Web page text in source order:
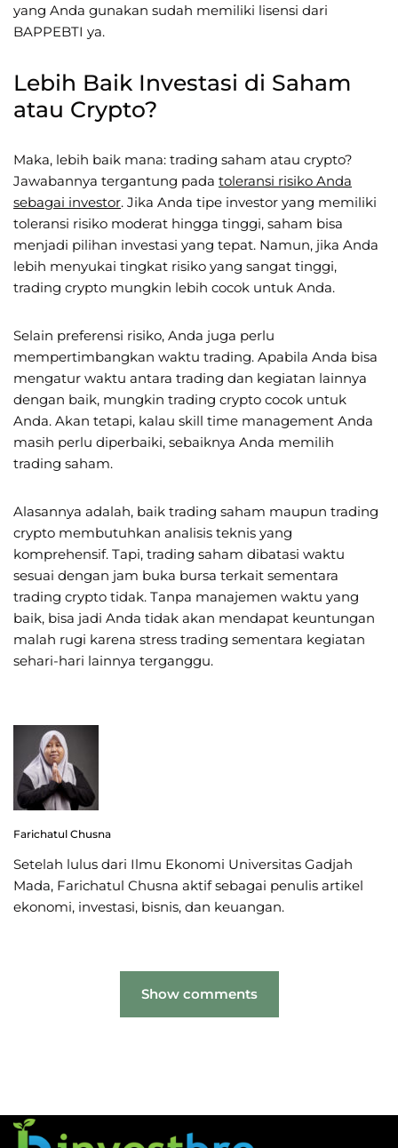
yang Anda gunakan sudah memiliki lisensi dari
BAPPEBTI ya.
Lebih Baik Investasi di Saham
atau Crypto?
Maka, lebih baik mana: trading saham atau crypto?
Jawabannya tergantung pada toleransi risiko Anda
sebagai investor. Jika Anda tipe investor yang memiliki
toleransi risiko moderat hingga tinggi, saham bisa
menjadi pilihan investasi yang tepat. Namun, jika Anda
lebih menyukai tingkat risiko yang sangat tinggi,
trading crypto mungkin lebih cocok untuk Anda.
Selain preferensi risiko, Anda juga perlu
mempertimbangkan waktu trading. Apabila Anda bisa
mengatur waktu antara trading dan kegiatan lainnya
dengan baik, mungkin trading crypto cocok untuk
Anda. Akan tetapi, kalau skill time management Anda
masih perlu diperbaiki, sebaiknya Anda memilih
trading saham.
Alasannya adalah, baik trading saham maupun trading
crypto membutuhkan analisis teknis yang
komprehensif. Tapi, trading saham dibatasi waktu
sesuai dengan jam buka bursa terkait sementara
trading crypto tidak. Tanpa manajemen waktu yang
baik, bisa jadi Anda tidak akan mendapat keuntungan
malah rugi karena stress trading sementara kegiatan
sehari-hari lainnya terganggu.
Farichatul Chusna
Setelah lulus dari Ilmu Ekonomi Universitas Gadjah
Mada, Farichatul Chusna aktif sebagai penulis artikel
ekonomi, investasi, bisnis, dan keuangan.
Show comments